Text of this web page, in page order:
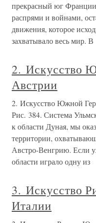
прекрасный юг
распрями и войнами,
движения, которое
захватывало весь мир. В
2. Искусство
Австрии
2. Искусство Южной
Рис. 384. Система
к области Дуная, мы
территории,
Австро-Венгрию. Если
области играло одну из
3. Искусство
Италии